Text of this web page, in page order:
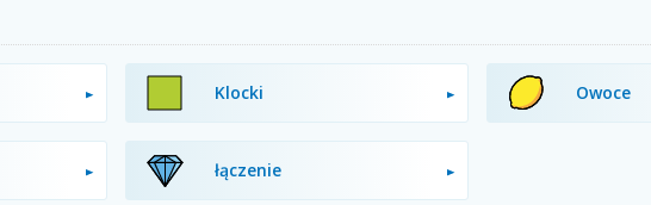
Klocki Owoce
łączenie